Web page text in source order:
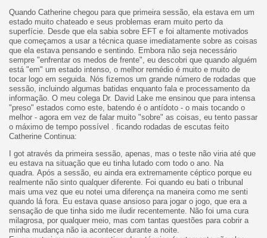
Quando Catherine chegou para que primeira sessão, ela estava em um
estado muito chateado e seus problemas eram muito perto da
superfície. Desde que ela sabia sobre EFT e foi altamente motivados
que começamos a usar a técnica quase imediatamente sobre as coisas
que ela estava pensando e sentindo. Embora não seja necessário
sempre "enfrentar os medos de frente", eu descobri que quando alguém
está "em" um estado intenso, o melhor remédio é muito e muito de
tocar logo em seguida. Nós fizemos um grande número de rodadas que
sessão, incluindo algumas batidas enquanto fala e processamento da
informação. O meu colega Dr. David Lake me ensinou que para intensa
"preso" estados como este, batendo é o antídoto - o mais tocando o
melhor - agora em vez de falar muito "sobre" as coisas, eu tento passar
o máximo de tempo possível . ficando rodadas de escutas feito
Catherine Continua:
I got através da primeira sessão, apenas, mas o teste não viria até que
eu estava na situação que eu tinha lutado com todo o ano. Na
quadra. Após a sessão, eu ainda era extremamente céptico porque eu
realmente não sinto qualquer diferente. Foi quando eu bati o tribunal
mais uma vez que eu notei uma diferença na maneira como me senti
quando lá fora. Eu estava quase ansioso para jogar o jogo, que era a
sensação de que tinha sido me iludir recentemente. Não foi uma cura
milagrosa, por qualquer meio, mas com tantas questões para cobrir a
minha mudança não ia acontecer durante a noite.